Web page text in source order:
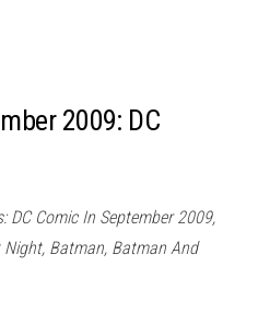
2009: DC
DC Comic In September 2009,
Night, Batman, Batman And